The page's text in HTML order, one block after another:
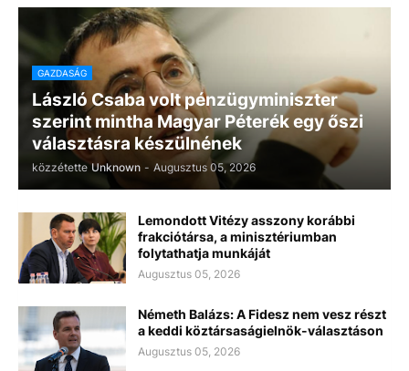
GAZDASÁG
László Csaba volt pénzügyminiszter
szerint mintha Magyar Péterék egy őszi
választásra készülnének
közzétette Unknown - Augusztus 05, 2026
Lemondott Vitézy asszony korábbi
frakciótársa, a minisztériumban
folytathatja munkáját
Augusztus 05, 2026
Németh Balázs: A Fidesz nem vesz részt
a keddi köztársaságielnök-választáson
Augusztus 05, 2026